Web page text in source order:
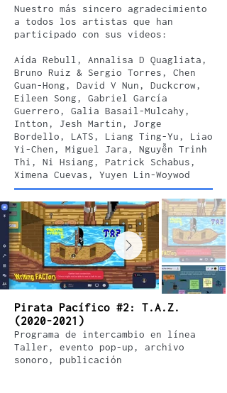
Nuestro más sincero agradecimiento
a todos los artistas que han
participado con sus videos:
Aída Rebull, Annalisa D Quagliata,
Bruno Ruiz & Sergio Torres, Chen
Guan-Hong, David V Nun, Duckcrow,
Eileen Song, Gabriel García
Guerrero, Galia Basail-Mulcahy,
Intton, Jesh Martin, Jorge
Bordello, LATS, Liang Ting-Yu, Liao
Yi-Chen, Miguel Jara, Nguyễn Trinh
Thi, Ni Hsiang, Patrick Schabus,
Ximena Cuevas, Yuyen Lin-Woywod
Pirata Pacífico #2: T.A.Z.
(2020-2021)
Programa de intercambio en línea
Taller, evento pop-up, archivo
sonoro, publicación